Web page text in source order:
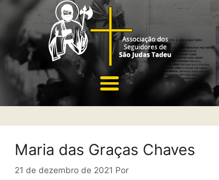
Maria das Graças Chaves
21 de dezembro de 2021 Por